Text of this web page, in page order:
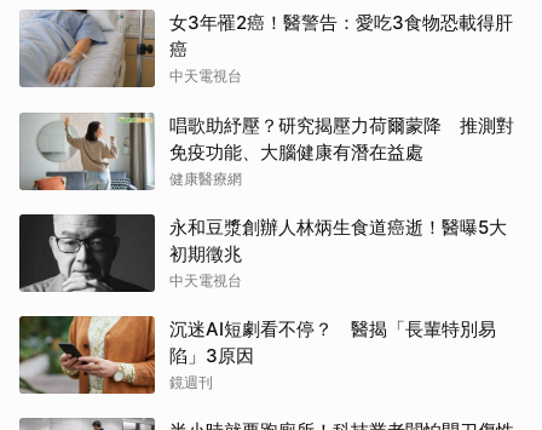
女3年罹2癌！醫警告：愛吃3食物恐載得肝
癌
中天電視台
唱歌助紓壓？研究揭壓力荷爾蒙降 推測對
免疫功能、大腦健康有潛在益處
健康醫療網
永和豆漿創辦人林炳生食道癌逝！醫曝5大
初期徵兆
中天電視台
沉迷AI短劇看不停？ 醫揭「長輩特別易
陷」3原因
鏡週刊